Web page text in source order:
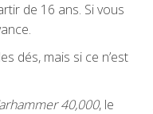
de 16 ans. Si vous
dés, mais si ce n’est
40,000, le